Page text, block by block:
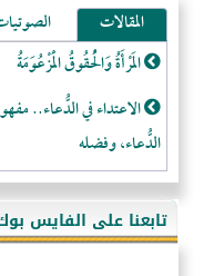
المقالات
المَرْأَةُ وَالْحُقُوقُ الْمَزْعُوَمَةُ
الاعتداء في الدُّعاء..
الدُّعاء، وفضله
لا تتَّبعوا عورات
فقه النَّصيحة عند
تابعنا على الفايس